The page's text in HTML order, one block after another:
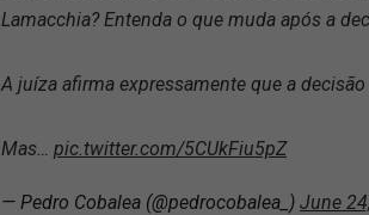
Lamacchia? Entenda o que muda após a
A juíza afirma expressamente que a
Mas… pic.twitter.com/5CUkFiu5pZ
— Pedro Cobalea (@pedrocobalea_) June